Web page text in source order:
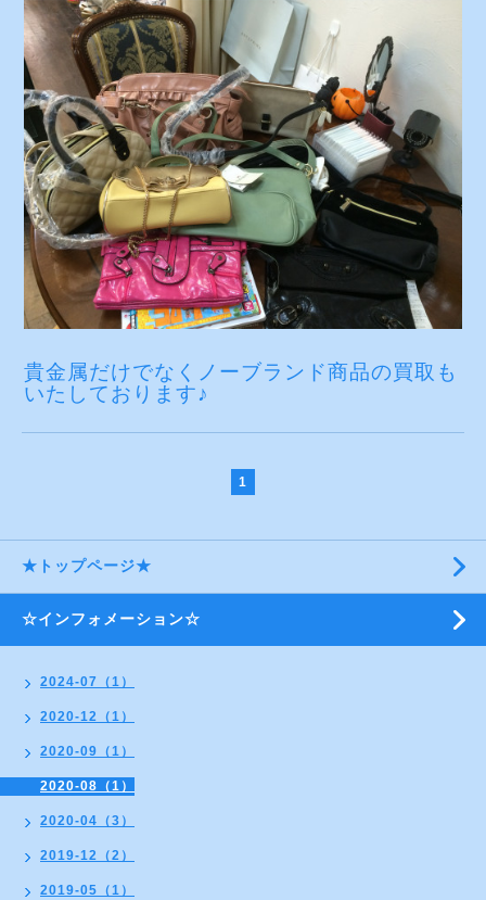
貴金属だけでなくノーブランド商品の買取も
いたしております♪
1
★トップページ★
☆インフォメーション☆
2024-07（1）
2020-12（1）
2020-09（1）
2020-08（1）
2020-04（3）
2019-12（2）
2019-05（1）